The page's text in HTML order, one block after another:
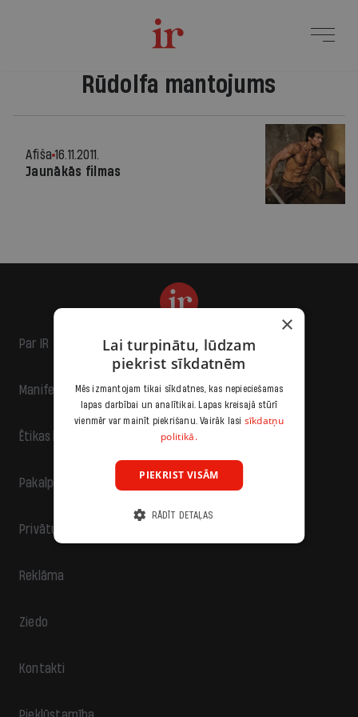
Rūdolfa mantojums
Afiša 16.11.2011.
Jaunākās filmas
Par IR
Manifests
Ētikas kodekss
Pakalpojumu sniegšanas noteikumi
Privātuma politika
Reklāma
Ziedo
Kontakti
×
Lai turpinātu, lūdzam
piekrist sīkdatnēm
Mēs izmantojam tikai sīkdatnes, kas nepieciešamas
lapas darbībai un analītikai. Lapas kreisajā stūrī
vienmēr var mainīt piekrišanu. Vairāk lasi sīkdatņu
politikā.
PIEKRIST VISĀM
RĀDĪT DETAĻAS